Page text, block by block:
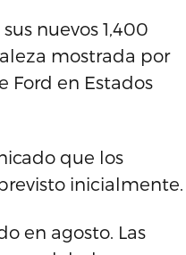
nuevos 1,400
mostrada por
Ford en Estados
que los
inicialmente.
en agosto. Las